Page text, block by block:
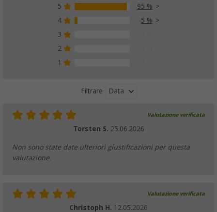
5
95 %
4
5 %
3
2
1
Filtrare Data
Valutazione verificata
Torsten S. 25.06.2026
Non sono state date ulteriori giustificazioni per questa
valutazione.
Valutazione verificata
Christoph H. 12.05.2026